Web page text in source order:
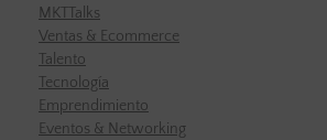
MKTTalks
Ventas & Ecommerce
Talento
Tecnología
Emprendimiento
Eventos & Networking